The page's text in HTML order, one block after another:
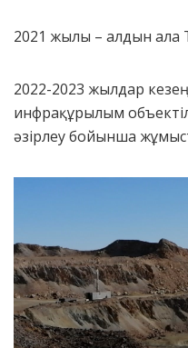
2021 жылы – алдын ала
2022-2023 жылдар
инфрақұрылым
әзірлеу бойынша